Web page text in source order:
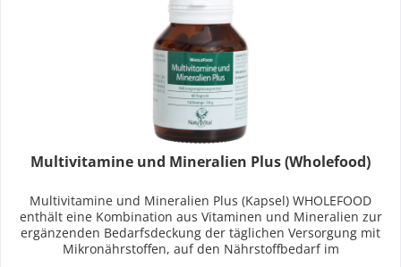
Multivitamine und Mineralien Plus (Wholefood)
Multivitamine und Mineralien Plus (Kapsel) WHOLEFOOD
enthält eine Kombination aus Vitaminen und Mineralien zur
ergänzenden Bedarfsdeckung der täglichen Versorgung mit
Mikronährstoffen, auf den Nährstoffbedarf im